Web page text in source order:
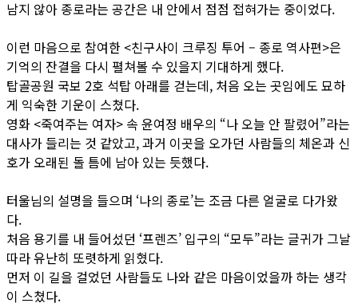
남지 않아 종로라는 공간은 내 안에서 점점 접혀가는 중이었다.
이런 마음으로 참여한 <친구사이 크루징 투어 – 종로 역사편>은
기억의 잔결을 다시 펼쳐볼 수 있을지 기대하게 했다.
탑골공원 국보 2호 석탑 아래를 걷는데, 처음 오는 곳임에도 묘하
게 익숙한 기운이 스쳤다.
영화 <죽여주는 여자> 속 윤여정 배우의 “나 오늘 안 팔렸어”라는
대사가 들리는 것 같았고, 과거 이곳을 오가던 사람들의 체온과 신
호가 오래된 돌 틈에 남아 있는 듯했다.
터울님의 설명을 들으며 ‘나의 종로’는 조금 다른 얼굴로 다가왔
다.
처음 용기를 내 들어섰던 ‘프렌즈’ 입구의 “모두”라는 글귀가 그날
따라 유난히 또렷하게 읽혔다.
먼저 이 길을 걸었던 사람들도 나와 같은 마음이었을까 하는 생각
이 스쳤다.